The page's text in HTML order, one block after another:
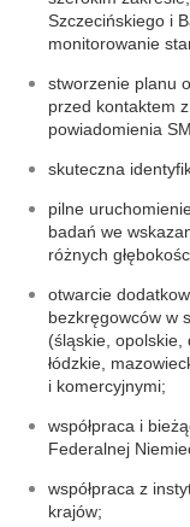
Szczecińskiego i
monitorowanie
stworzenie planu
przed kontaktem
powiadomienia
skuteczna
pilne
badań we
różnych
otwarcie
bezkręgowców w
(śląskie, opolskie,
łódzkie,
i komercyjnymi;
współpraca i
Federalnej
współpraca z
krajów;